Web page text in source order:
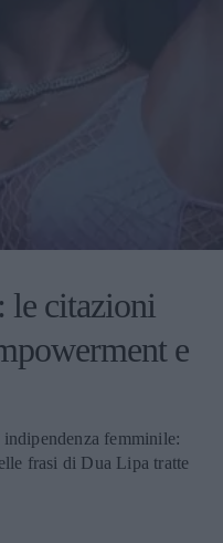
le citazioni
e
femminile:
frasi di Dua Lipa tratte